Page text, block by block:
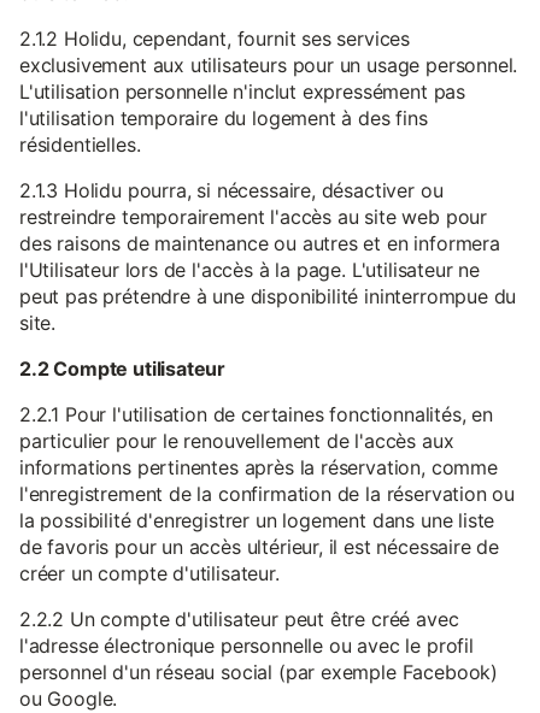
2.1.2 Holidu, cependant, fournit ses services
exclusivement aux utilisateurs pour un usage personnel.
L'utilisation personnelle n'inclut expressément pas
l'utilisation temporaire du logement à des fins
résidentielles.
2.1.3 Holidu pourra, si nécessaire, désactiver ou
restreindre temporairement l'accès au site web pour
des raisons de maintenance ou autres et en informera
l'Utilisateur lors de l'accès à la page. L'utilisateur ne
peut pas prétendre à une disponibilité ininterrompue du
site.
2.2 Compte utilisateur
2.2.1 Pour l'utilisation de certaines fonctionnalités, en
particulier pour le renouvellement de l'accès aux
informations pertinentes après la réservation, comme
l'enregistrement de la confirmation de la réservation ou
la possibilité d'enregistrer un logement dans une liste
de favoris pour un accès ultérieur, il est nécessaire de
créer un compte d'utilisateur.
2.2.2 Un compte d'utilisateur peut être créé avec
l'adresse électronique personnelle ou avec le profil
personnel d'un réseau social (par exemple Facebook)
ou Google.